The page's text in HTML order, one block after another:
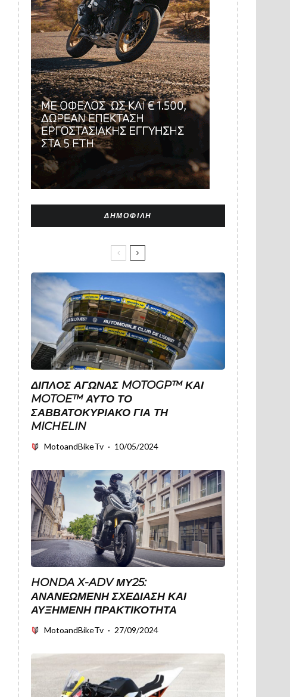
ΔΗΜΟΦΙΛΉ
ΔΙΠΛΌΣ ΑΓΏΝΑΣ MOTOGP™ ΚΑΙ
MOTOE™ ΑΥΤΌ ΤΟ
ΣΑΒΒΑΤΟΚΎΡΙΑΚΟ ΓΙΑ ΤΗ
MICHELIN
MotoandBikeTv · 10/05/2024
HONDA X-ADV ΜΥ25:
ΑΝΑΝΕΩΜΈΝΗ ΣΧΕΔΊΑΣΗ ΚΑΙ
ΑΥΞΗΜΈΝΗ ΠΡΑΚΤΙΚΌΤΗΤΑ
MotoandBikeTv · 27/09/2024